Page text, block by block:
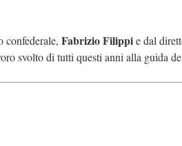
confederale, Fabrizio Filippie dal
svolto di tutti questi anni alla guida